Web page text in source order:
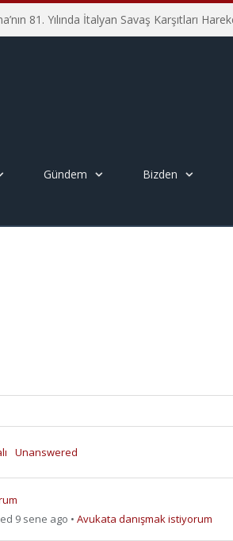
Gündem Bizden
Unanswered
9 sene ago • Avukata danışmak istiyorum